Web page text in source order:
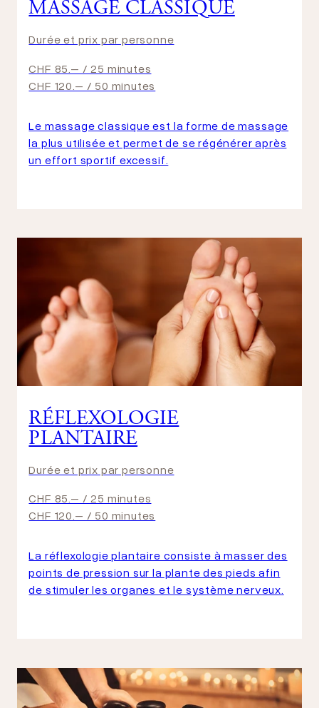
MASSAGE CLASSIQUE
Durée et prix par personne
CHF 85.– / 25 minutes
CHF 120.– / 50 minutes
Le massage classique est la forme de massage
la plus utilisée et permet de se régénérer après
un effort sportif excessif.
RÉFLEXOLOGIE
PLANTAIRE
Durée et prix par personne
CHF 85.– / 25 minutes
CHF 120.– / 50 minutes
La réflexologie plantaire consiste à masser des
points de pression sur la plante des pieds afin
de stimuler les organes et le système nerveux.